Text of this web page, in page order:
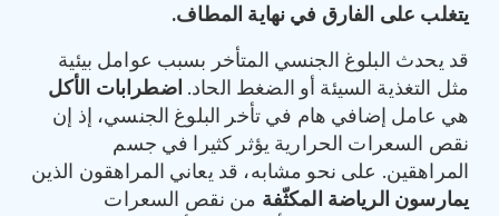
يتغلب على الفارق في نهاية المطاف.
قد يحدث البلوغ الجنسي المتأخر بسبب عوامل بيئية
مثل التغذية السيئة أو الضغط الحاد. اضطرابات الأكل
هي عامل إضافي هام في تأخر البلوغ الجنسي، إذ إن
نقص السعرات الحرارية يؤثر كثيرا في جسم
المراهقين. على نحو مشابه، قد يعاني المراهقون الذين
يمارسون الرياضة المكثّفة من نقص السعرات